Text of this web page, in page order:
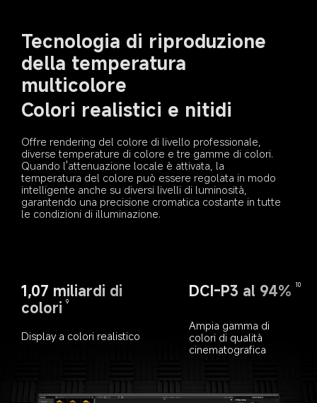
Tecnologia di riproduzione
della temperatura
multicolore
Colori realistici e nitidi
Offre rendering del colore di livello professionale,
diverse temperature di colore e tre gamme di colori.
Quando l'attenuazione locale è attivata, la
temperatura del colore può essere regolata in modo
intelligente anche su diversi livelli di luminosità,
garantendo una precisione cromatica costante in tutte
le condizioni di illuminazione.
DCI-P3 al 94% 10
Ampia gamma di
colori di qualità
cinematografica
1,07 miliardi di
colori 9
Display a colori realistico